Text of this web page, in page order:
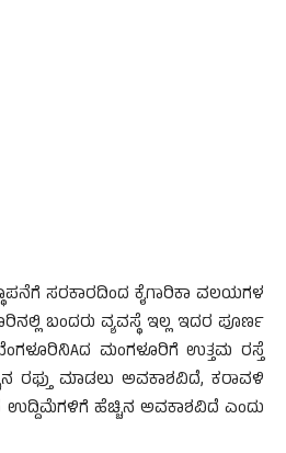
ಸರಕಾರದಿಂದ ಕೈಗಾರಿಕಾ ವಲಯಗಳ
ಬಂದರು ವ್ಯವಸ್ಥೆ ಇಲ್ಲ ಇದರ ಪೂರ್ಣ
ಮಂಗಳೂರಿಗೆ ಉತ್ತಮ ರಸ್ತೆ
ರಫ್ತು ಮಾಡಲು ಅವಕಾಶವಿದೆ, ಕರಾವಳಿ
ಉದ್ದಿಮೆಗಳಿಗೆ ಹೆಚ್ಚಿನ ಅವಕಾಶವಿದೆ ಎಂದು